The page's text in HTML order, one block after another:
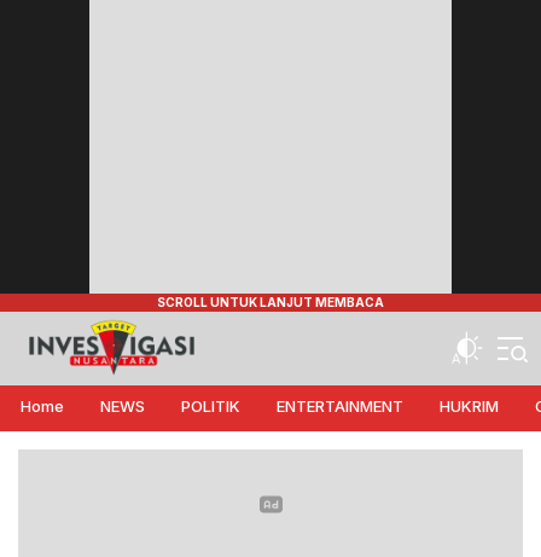
Target Investigasi Nusantara
Edukasi Nusantara
Home NEWS POLITIK ENTERTAINMENT HUKRIM